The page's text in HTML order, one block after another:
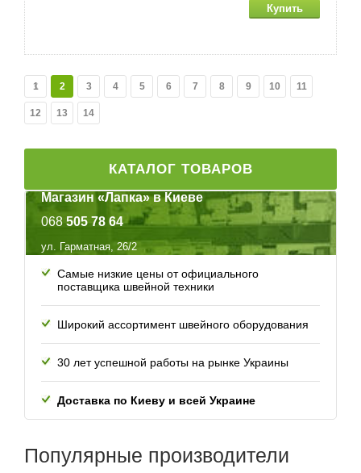
1 2 3 4 5 6 7 8 9 10 11
12 13 14
КАТАЛОГ ТОВАРОВ
Магазин «Лапка» в Киеве
068 505 78 64
ул. Гарматная, 26/2
Самые низкие цены от официального
поставщика швейной техники
Широкий ассортимент швейного оборудования
30 лет успешной работы на рынке Украины
Доставка по Киеву и всей Украине
Популярные производители